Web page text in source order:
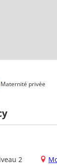
Maternité privée
2